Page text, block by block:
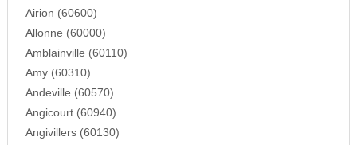
Airion (60600)
Allonne (60000)
Amblainville (60110)
Amy (60310)
Andeville (60570)
Angicourt (60940)
Angivillers (60130)